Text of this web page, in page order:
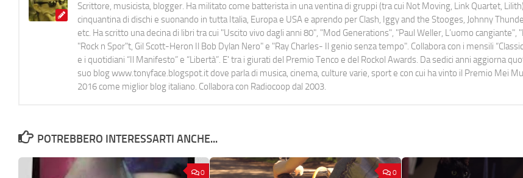
Scrittore, musicista, blogger. Ha militato come batterista in una ventina di gruppi (tra cui Not Moving, Link Quartet,
cinquantina di dischi e suonando in tutta Italia, Europa e USA e aprendo per Clash, Iggy and the Stooges, Johnny
etc. Ha scritto una decina di libri tra cui "Uscito vivo dagli anni 80", "Mod Generations", "Paul Weller, L’uomo cangiante",
"Rock n Spor"t, Gil Scott-Heron Il Bob Dylan Nero" e "Ray Charles- Il genio senza tempo". Collabora con i mensili
e i quotidiani “Il Manifesto” e “Libertà”. E' tra i giurati del Premio Tenco e del Rockol Awards. Da sedici anni aggiorna
suo blog www.tonyface.blogspot.it dove parla di musica, cinema, culture varie, sport e con cui ha vinto il Premio Mei
2016 come miglior blog italiano. Collabora con Radiocoop dal 2003.
POTREBBERO INTERESSARTI ANCHE...
0 0